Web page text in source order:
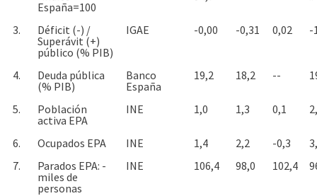
España=100
3.
Déficit (-) /
Superávit (+)
público (% PIB)
IGAE -0,00 -0,31 0,02 -
4.
Deuda pública
(% PIB)
Banco
España
19,2 18,2 --
5.
Población
activa EPA
INE 1,0 1,3 0,1
6. Ocupados EPA INE 1,4 2,2 -0,3
7.
Parados EPA: -
miles de
personas
INE 106,4 98,0 102,4